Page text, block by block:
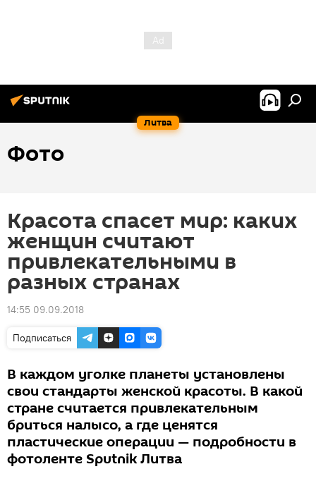
Литва
Фото
Красота спасет мир: каких
женщин считают
привлекательными в
разных странах
14:55 09.09.2018
Подписаться
В каждом уголке планеты установлены
свои стандарты женской красоты. В какой
стране считается привлекательным
бриться налысо, а где ценятся
пластические операции — подробности в
фотоленте Sputnik Литва